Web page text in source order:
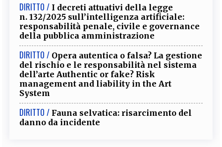
DIRITTO / I decreti attuativi della legge
n. 132/2025 sull’intelligenza artificiale:
responsabilità penale, civile e governance
della pubblica amministrazione
DIRITTO / Opera autentica o falsa? La gestione
del rischio e le responsabilità nel sistema
dell’arte Authentic or fake? Risk
management and liability in the Art
System
DIRITTO / Fauna selvatica: risarcimento del
danno da incidente